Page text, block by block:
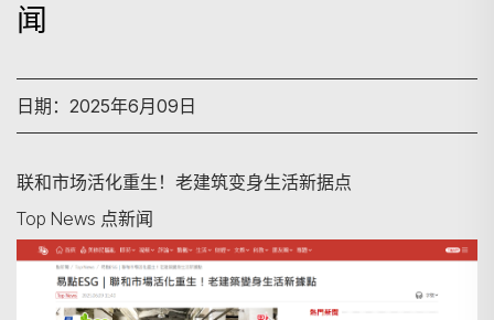
闻
日期：2025年6月09日
联和市场活化重生！老建筑变身生活新据点
Top News 点新闻